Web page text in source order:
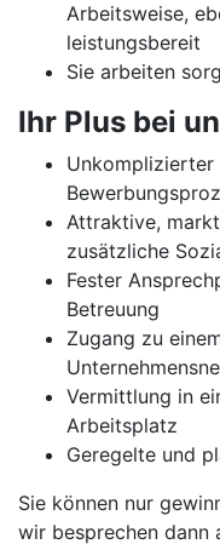
Arbeitsweise,
leistungsbereit
Sie arbeiten
Ihr Plus bei
Unkomplizierter
Attraktive,
zusätzliche
Fester
Betreuung
Zugang zu
Vermittlung in
Arbeitsplatz
Geregelte und
Sie können nur
wir besprechen dann